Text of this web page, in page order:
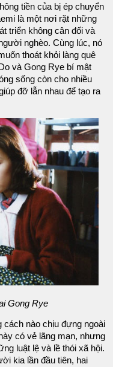
tiền của bị ép chuyển
là một nơi rặt những
triển không cân đối và
nghèo. Cùng lúc, nó
thoát khỏi làng quê
và Gong Rye bí mật
sống còn cho nhiều
đỡ lẫn nhau để tạo ra
Gong Rye
nào chịu đựng ngoài
có vẻ lãng mạn, nhưng
luật lệ và lề thói xã hội.
kia lần đầu tiên, hai